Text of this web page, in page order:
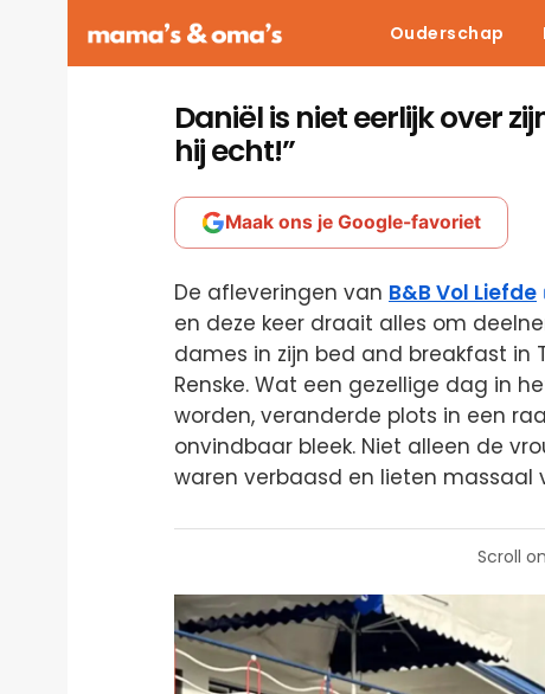
Ouderschap
Daniël is niet eerlijk over
hij echt!”
Maak ons je Google-favoriet
De afleveringen van B&B Vol Liefde
en deze keer draait alles om
dames in zijn bed and breakfast in
Renske. Wat een gezellige dag in
worden, veranderde plots in een
onvindbaar bleek. Niet alleen de
waren verbaasd en lieten massaal
Scroll